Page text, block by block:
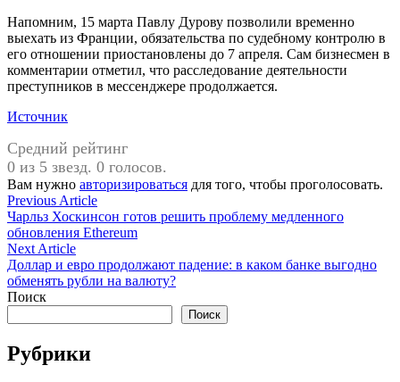
Напомним, 15 марта Павлу Дурову позволили временно
выехать из Франции, обязательства по судебному контролю в
его отношении приостановлены до 7 апреля. Сам бизнесмен в
комментарии отметил, что расследование деятельности
преступников в мессенджере продолжается.
Источник
Средний рейтинг
0 из 5 звезд. 0 голосов.
Вам нужно авторизироваться для того, чтобы проголосовать.
Навигация
по
записям
Previous ArticlePrevious
article:
Чарльз Хоскинсон готов решить проблему медленного
обновления Ethereum
Next ArticleNext
article:
Доллар и евро продолжают падение: в каком банке выгодно
обменять рубли на валюту?
Поиск
Поиск
Рубрики